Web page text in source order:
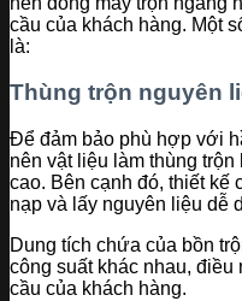
cầu của khách hàng. Một
là:
Thùng trộn nguyên
Để đảm bảo phù hợp với
nên vật liệu làm thùng
cao. Bên cạnh đó, thiết kế
nạp và lấy nguyên liệu dễ
Dung tích chứa của bồn
công suất khác nhau, điều
cầu của khách hàng.